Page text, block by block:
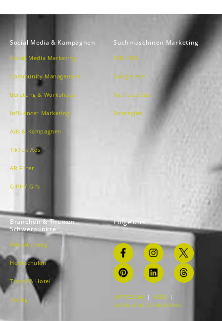
Social Media & Kampagnen
Social Media Marketing
Community Management
Beratung & Workshops
Influencer Marketing
Ads & Kampagnen
TikTok Ads
AR Filter
GIPHY Gifs
Suchmaschinen Marketing
SEM /SEA
Google Ads
YouTube Ads
Strategien
Branchen & Themen-
Schwerpunkte
Rekrutierung
Hochschulen
Travel & Hotel
Verlag
Folge uns
IMPRESSUM | AGBS |
DATENSCHUTZERKLÄRUNG